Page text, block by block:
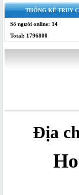
Bộ Chia Quang 1x4 Box -
10/100/1000Mb
THỐNG KÊ TRUY
Số người online: 14
Total: 1796800
Địa